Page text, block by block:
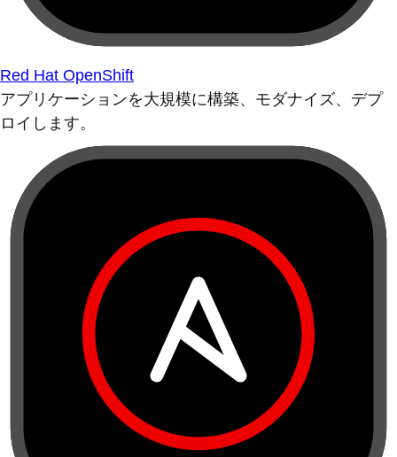
Red Hat OpenShift
アプリケーションを大規模に構築、モダナイズ、デプ
ロイします。